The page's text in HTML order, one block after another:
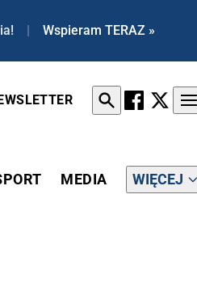
| Wspieram TERAZ »
MEDIA WIĘCEJ